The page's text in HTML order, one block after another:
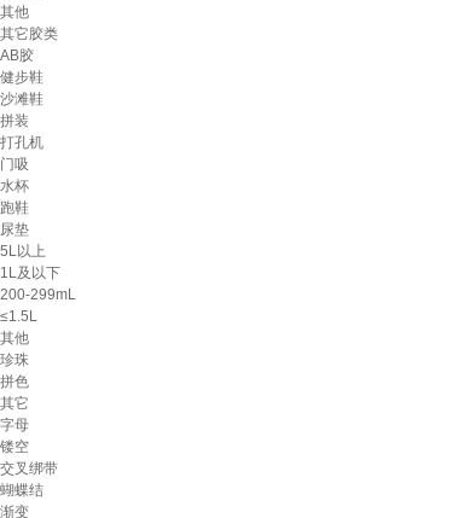
其他
其它胶类
AB胶
健步鞋
沙滩鞋
拼装
打孔机
门吸
水杯
跑鞋
尿垫
5L以上
1L及以下
200-299mL
≤1.5L
其他
珍珠
拼色
其它
字母
镂空
交叉绑带
蝴蝶结
渐变